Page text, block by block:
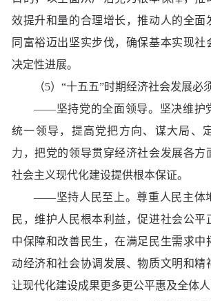
效提升和量的合理增长，推动人的全面
同富裕迈出坚实步伐，确保基本实现社
决定性进展。
（5）“十五五”时期经济社会发展必须
——坚持党的全面领导。坚决维护
统一领导，提高党把方向、谋大局、
力，把党的领导贯穿经济社会发展各方
社会主义现代化建设提供根本保证。
——坚持人民至上。尊重人民主体
民，维护人民根本利益，促进社会公平
中保障和改善民生，在满足民生需求中
动经济和社会协调发展、物质文明和精
让现代化建设成果更多更公平惠及全体人